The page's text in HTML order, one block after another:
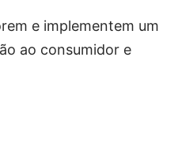
e implementem um
ao consumidor e